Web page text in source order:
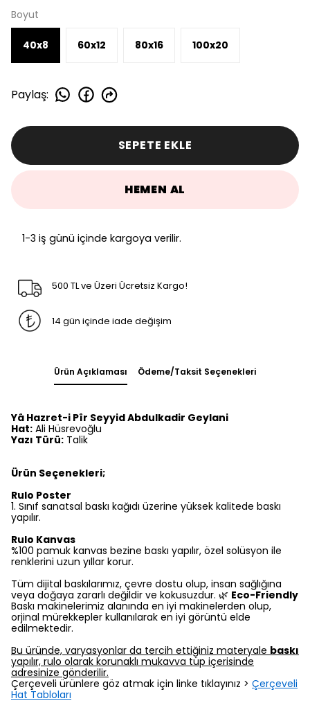
Boyut
40x8 60x12 80x16 100x20
Paylaş:
SEPETE EKLE
HEMEN AL
1-3 iş günü içinde kargoya verilir.
500 TL ve Üzeri Ücretsiz Kargo!
14 gün içinde iade değişim
Ürün Açıklaması Ödeme/Taksit Seçenekleri
Yâ Hazret-i Pîr Seyyid Abdulkadir Geylani
Hat: Ali Hüsrevoğlu
Yazı Türü: Talik
Ürün Seçenekleri;
Rulo Poster
1.⁠ ⁠Sınıf sanatsal baskı kağıdı üzerine yüksek kalitede baskı
yapılır.
Rulo Kanvas
%100 pamuk kanvas bezine baskı yapılır, özel solüsyon ile
renklerini uzun yıllar korur.
Tüm dijital baskılarımız, çevre dostu olup, insan sağlığına
veya doğaya zararlı değildir ve kokusuzdur. 🌿 Eco-Friendly
Baskı makinelerimiz alanında en iyi makinelerden olup,
orjinal mürekkepler kullanılarak en iyi görüntü elde
edilmektedir.
Bu üründe, varyasyonlar da tercih ettiğiniz materyale baskı
yapılır, rulo olarak korunaklı mukavva tüp içerisinde
adresinize gönderilir.
Çerçeveli ürünlere göz atmak için linke tıklayınız > Çerçeveli
Hat Tabloları